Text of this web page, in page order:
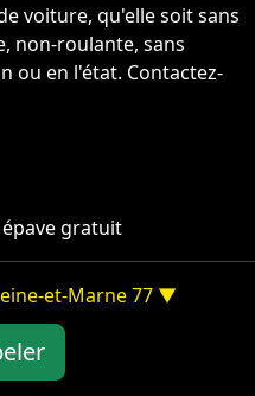
voiture, qu'elle soit sans
non-roulante, sans
ou en l'état. Contactez-
gratuit
et-Marne 77 ▼